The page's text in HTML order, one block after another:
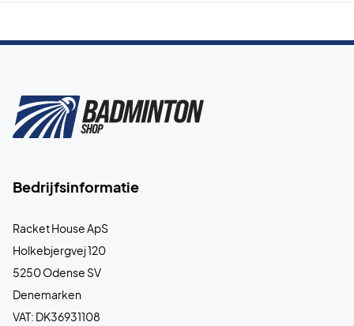
Bedrijfsinformatie
Racket House ApS
Holkebjergvej 120
5250 Odense SV
Denemarken
VAT: DK36931108